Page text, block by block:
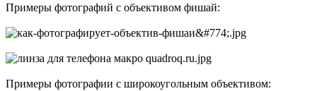
Примеры фотографий с объективом фишай:
Примеры фотографии с широкоугольным объективом: